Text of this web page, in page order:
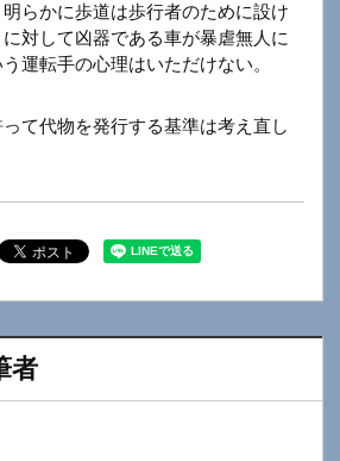
らかに歩道は歩行者のために設け
対して凶器である車が暴虐無人に
運転手の心理はいただけない。
て代物を発行する基準は考え直し
者